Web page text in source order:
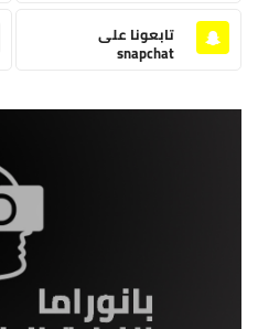
تابعونا على
snapchat